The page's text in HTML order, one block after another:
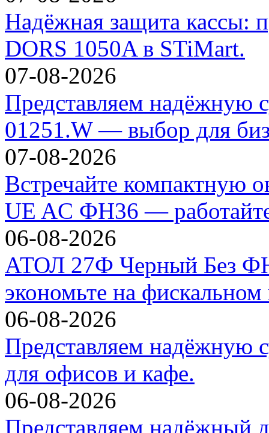
Надёжная защита кассы:
DORS 1050A в STiMart.
07-08-2026
Представляем надёжную
01251.W — выбор для
07-08-2026
Встречайте
UE AC ФН36 —
06-08-2026
АТОЛ 27Ф Черный Без
экономьте на фискальном
06-08-2026
Представляем надёжную
для офисов и кафе.
06-08-2026
Представляем надёжный